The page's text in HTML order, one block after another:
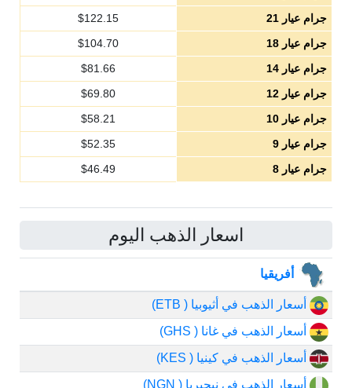
جرام عيار 21
$122.15
جرام عيار 18
$104.70
جرام عيار 14
$81.66
جرام عيار 12
$69.80
جرام عيار 10
$58.21
جرام عيار 9
$52.35
جرام عيار 8
$46.49
اسعار الذهب اليوم
أفريقيا
أسعار الذهب في أثيوبيا ( ETB)
أسعار الذهب في غانا ( GHS)
أسعار الذهب في كينيا ( KES)
أسعار الذهب في نيجيريا ( NGN)